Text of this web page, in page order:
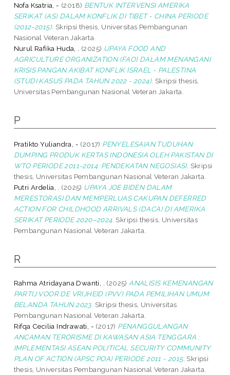
Nofa Ksatria, - (2018) BENTUK INTERVENSI AMERIKA
SERIKAT (AS) DALAM KONFLIK DI TIBET - CHINA PERIODE
(2012-2015). Skripsi thesis, Universitas Pembangunan
Nasional Veteran Jakarta.
Nurul Rafika Huda, .
(2025) UPAYA FOOD AND
AGRICULTURE ORGANIZATION (FAO) DALAM MENANGANI
KRISIS PANGAN AKIBAT KONFLIK ISRAEL - PALESTINA
(STUDI KASUS PADA TAHUN 2022 - 2024). Skripsi thesis,
Universitas Pembangunan Nasional Veteran Jakarta.
P
Pratikto Yuliandra, - (2017) PENYELESAIAN TUDUHAN
DUMPING PRODUK KERTAS INDONESIA OLEH PAKISTAN DI
WTO PERIODE 2011-2014 :PENDEKATAN NEGOSIASI. Skripsi
thesis, Universitas Pembangunan Nasional Veteran Jakarta.
Putri Ardelia, .
(2025) UPAYA JOE BIDEN DALAM
MERESTORASI DAN MEMPERLUAS CAKUPAN DEFERRED
ACTION FOR CHILDHOOD ARRIVALS (DACA) DI AMERIKA
SERIKAT PERIODE 2020–2024. Skripsi thesis, Universitas
Pembangunan Nasional Veteran Jakarta.
R
Rahma Atridayana Dwanti, . (2025) ANALISIS KEMENANGAN
PARTIJ VOOR DE VRIJHEID (PVV) PADA PEMILIHAN UMUM
BELANDA TAHUN 2023. Skripsi thesis, Universitas
Pembangunan Nasional Veteran Jakarta.
Rifqa Cecilia Indrawati, - (2017) PENANGGULANGAN
ANCAMAN TERORISME DI KAWASAN ASIA TENGGARA :
IMPLEMENTASI ASEAN POLITICAL SECURITY COMMUNITY
PLAN OF ACTION (APSC POA) PERIODE 2011 - 2015. Skripsi
thesis, Universitas Pembangunan Nasional Veteran Jakarta.